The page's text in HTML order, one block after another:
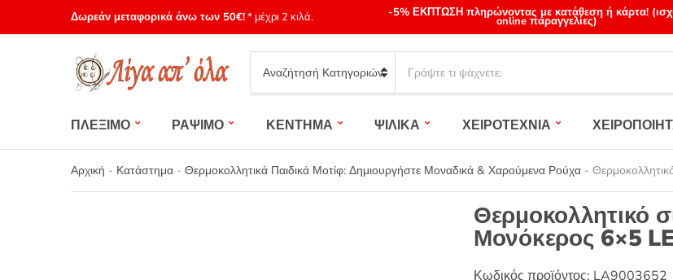
Δωρεάν μεταφορικά άνω των 50€!* μέχρι 2 κιλά. -5% ΕΚΠΤΩΣΗ πληρώνοντας με κατάθεση ή κάρτα!
online παραγγελίες)
Category
name
a
c
h
p
ΠΛΕΞΙΜΟ ΡΑΨΙΜΟ ΚΕΝΤΗΜΑ ΨΙΛΙΚΑ ΧΕΙΡΟΤΕΧΝΙΑ
Αρχική - Κατάστημα - Θερμοκολλητικά Παιδικά Μοτίφ: Δημιουργήστε Μοναδικά & Χαρούμενα Ρούχα -
Θερμοκολλητικό
Μονόκερος 6×5
Κωδικός προϊόντος: LA9003652